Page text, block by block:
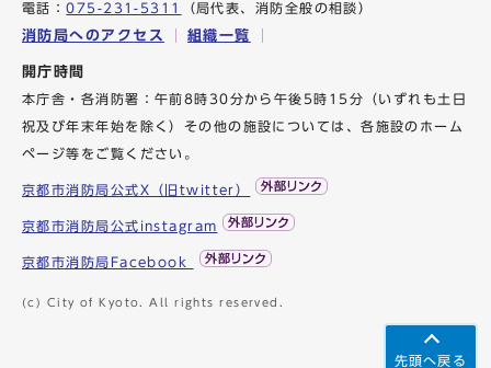
先頭へ戻る
電話：075-231-5311 （局代表、消防全般の相談）
消防局へのアクセス 組織一覧
開庁時間
本庁舎・各消防署：午前8時30分から午後5時15分（いずれも土日
祝及び年末年始を除く）その他の施設については、各施設のホーム
ページ等をご覧ください。
京都市消防局公式X（旧twitter）
京都市消防局公式instagram
京都市消防局Facebook
(c) City of Kyoto. All rights reserved.